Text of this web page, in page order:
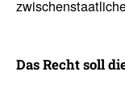
Das Recht soll